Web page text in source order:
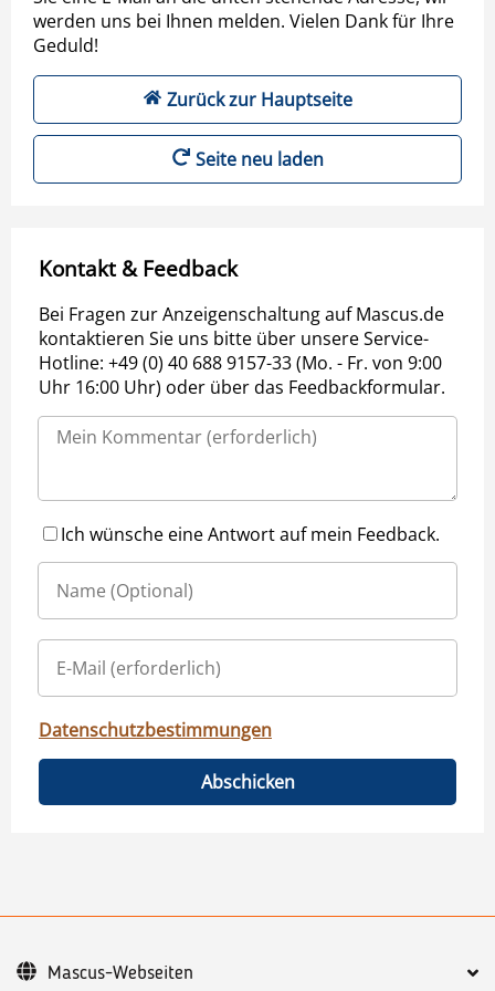
werden uns bei Ihnen melden. Vielen Dank für Ihre
Geduld!
Zurück zur Hauptseite
Seite neu laden
Kontakt & Feedback
Bei Fragen zur Anzeigenschaltung auf Mascus.de
kontaktieren Sie uns bitte über unsere Service-
Hotline: +49 (0) 40 688 9157-33 (Mo. - Fr. von 9:00
Uhr 16:00 Uhr) oder über das Feedbackformular.
Ich wünsche eine Antwort auf mein Feedback.
Datenschutzbestimmungen
Abschicken
Mascus-Webseiten